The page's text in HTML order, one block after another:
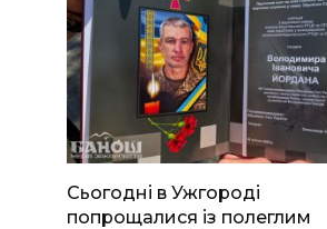
Сьогодні в Ужгороді
попрощалися із полеглим